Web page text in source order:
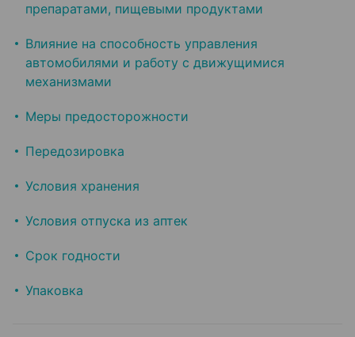
препаратами, пищевыми продуктами
Влияние на способность управления
автомобилями и работу с движущимися
механизмами
Меры предосторожности
Передозировка
Условия хранения
Условия отпуска из аптек
Срок годности
Упаковка